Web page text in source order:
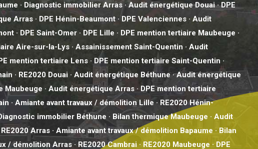
· Diagnostic immobilier Arras ·Audit énergétique Douai·DPE
Arras · DPE Hénin-Beaumont ·DPE Valenciennes ·Audit
· DPE Saint-Omer · DPE Lille · DPE mention tertiaire Maubeuge ·
Aire-sur-la-Lys ·Assainissement Saint-Quentin ·Audit
mention tertiaire Lens · DPE mention tertiaire Saint-Quentin ·
· RE2020 Douai ·Audit énergétique Béthune·Audit énergétique
Maubeuge ·Audit énergétique Arras · DPE mention tertiaire
·Amiante avant travaux / démolition Lille · RE2020 Hénin-
immobilier Béthune · Bilan thermique Maubeuge ·Audit
RE2020 Arras ·Amiante avant travaux / démolition Bapaume · Bilan
/ démolition Arras · RE2020 Cambrai · RE2020 Maubeuge · DPE